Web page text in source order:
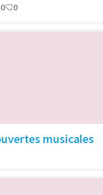
0 0
musicales